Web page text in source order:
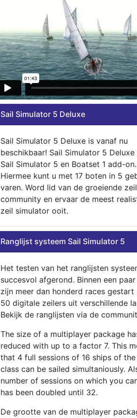
Sail Simulator 5 Deluxe
Sail Simulator 5 Deluxe is vanaf nu
beschikbaar! Sail Simulator 5
Sail Simulator 5 en Boatset 1 add-on.
Hiermee kunt u met 17 boten in 5
varen. Word lid van de groeiende zeil
community en ervaar de meest
zeil simulator ooit.
Ranglijst systeem Sail Simulator 5
Het testen van het ranglijsten
succesvol afgerond. Binnen een
zijn meer dan honderd races gestart
50 digitale zeilers uit verschillende
Bekijk de ranglijsten via de
The size of a multiplayer package
reduced with up to a factor 7. This
that 4 full sessions of 16 ships of
class can be sailed simultaniously.
number of sessions on which you
has been doubled until 32.
De grootte van de multiplayer